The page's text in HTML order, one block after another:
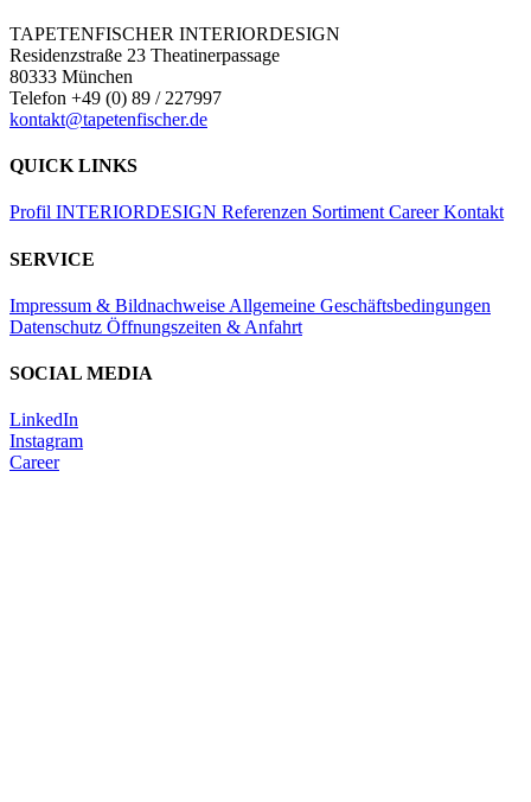
TAPETENFISCHER INTERIORDESIGN
Residenzstraße 23 Theatinerpassage
80333 München
Telefon +49 (0) 89 / 227997
kontakt@tapetenfischer.de
QUICK LINKS
Profil INTERIORDESIGN Referenzen Sortiment CareerKontakt
SERVICE
Impressum & Bildnachweise Allgemeine Geschäftsbedingungen
Datenschutz Öffnungszeiten & Anfahrt
SOCIAL MEDIA
LinkedIn
Instagram
Career